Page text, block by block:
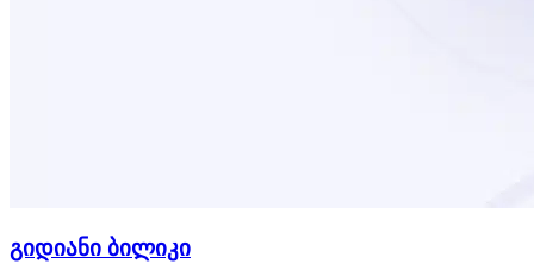
გიდიანი ბილიკი